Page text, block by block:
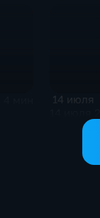
14 июля